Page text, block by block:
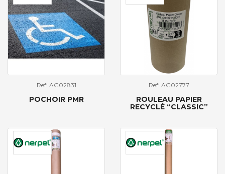
Ref: AG02831
POCHOIR PMR
Ref: AG02777
ROULEAU PAPIER
RECYCLÉ “CLASSIC”